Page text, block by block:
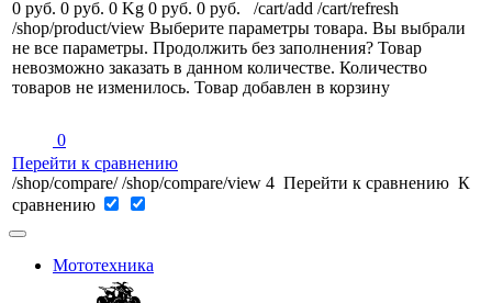
0 руб. 0 руб. 0 Kg 0 руб. 0 руб. /cart/add /cart/refresh
/shop/product/view Выберите параметры товара. Вы выбрали
не все параметры. Продолжить без заполнения? Товар
невозможно заказать в данном количестве. Количество
товаров не изменилось. Товар добавлен в корзину
0
Перейти к сравнению
/shop/compare/ /shop/compare/view 4 Перейти к сравнению К
сравнению
Мототехника